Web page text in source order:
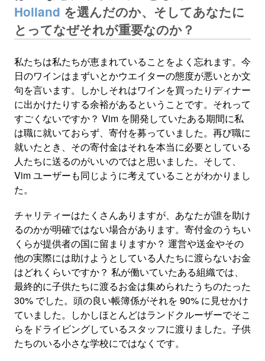
Holland を選んだのか、そしてあなたに
とってなぜそれが重要なのか？
私たちは私たちが恵まれていることをよく忘れます。今
日のワインはまずいとかウエイターの態度が悪いとか文
句を言います。しかしそれはワインを買ったりディナー
に出かけたりする余裕があるということです。それって
すごくないですか？ Vim を開発していたある期間に私
は職に就いておらず、寄付を募っていました。再び職に
就いたとき、その寄付金はそれを本当に必要としている
人たちに送るのがいいのではと思いました。そして、
Vim ユーザーも同じように考えていることがわかりまし
た。
チャリティーはたくさんありますが、あなたが誰を助け
るのかが明確ではない場合があります。寄付金のうちい
くらが提供者の国に留まりますか？ 運営や送金やその
他の実際には助けようとしている人たちに渡らないお金
はどれくらいですか？ 私が働いていたある組織では、
最終的に子供たちに渡るお金は集められたうちのたった
30% でした。頭の良い帳簿係がそれを 90% に見せかけ
ていました。しかしほとんどはランドクルーザーでそこ
らをドライビングしているスタッフに渡りました。子供
たちのいる小さな学校にではなくです。